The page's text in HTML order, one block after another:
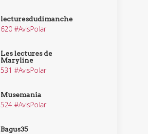
lecturesdudimanche
620 #AvisPolar
Les lectures de
Maryline
531 #AvisPolar
Musemania
524 #AvisPolar
Bagus35